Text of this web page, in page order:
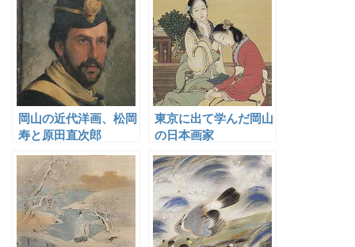
岡山の近代洋画、松岡
寿と原田直次郎
東京に出て学んだ岡山
の日本画家